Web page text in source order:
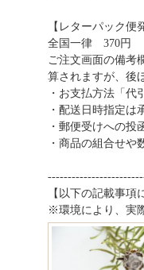
【レターパック便
全国一律 370円
ご注文画面の備考
算されますが、後
・お支払方法「代
・配送日時指定は
・郵便受けへの投
・商品の組合せや
【以下の記載事項
※環境により、実